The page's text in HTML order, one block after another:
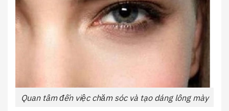
Quan tâm đến việc chăm sóc và tạo dáng lông mày